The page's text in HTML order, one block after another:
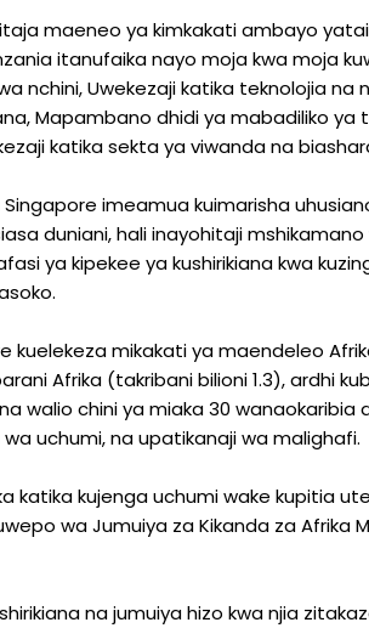
maeneo ya kimkakati ambayo
itanufaika nayo moja kwa moja
nchini, Uwekezaji katika teknolojia na
Mapambano dhidi ya mabadiliko ya
katika sekta ya viwanda na
imeamua kuimarisha
duniani, hali inayohitaji
ya kipekee ya kushirikiana kwa
kuelekeza mikakati ya maendeleo
Afrika (takribani bilioni 1.3), ardhi
walio chini ya miaka 30 wanaokaribia
uchumi, na upatikanaji wa malighafi.
katika kujenga uchumi wake kupitia
wa Jumuiya za Kikanda za Afrika
na jumuiya hizo kwa njia